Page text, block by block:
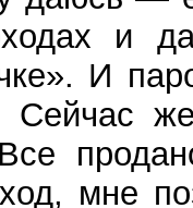
и
И
мне